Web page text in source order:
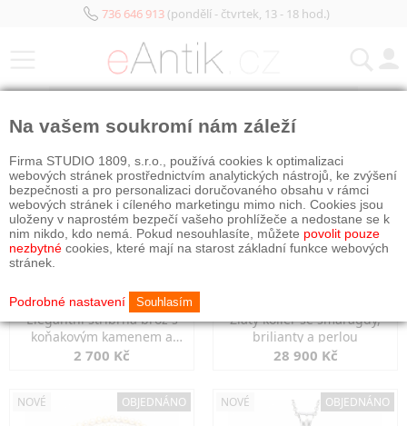
736 646 913(pondělí - čtvrtek, 13 - 18 hod.)
Elegantní stříbrná brož s
koňakovým kamenem a
markazity
2 700 Kč
Zlatý kolier se smaragdy,
brilianty a perlou
28 900 Kč
NOVÉ OBJEDNÁNO NOVÉ OBJEDNÁNO
Na vašem soukromí nám záleží
Firma STUDIO 1809, s.r.o., používá cookies k optimalizaci
webových stránek prostřednictvím analytických nástrojů, ke zvýšení
bezpečnosti a pro personalizaci doručovaného obsahu v rámci
webových stránek i cíleného marketingu mimo nich. Cookies jsou
uloženy v naprostém bezpečí vašeho prohlížeče a nedostane se k
nim nikdo, kdo nemá. Pokud nesouhlasíte, můžete povolit pouze
nezbytné cookies, které mají na starost základní funkce webových
stránek.
Podrobné nastavení Souhlasím